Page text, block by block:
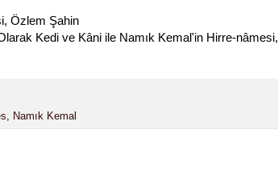
Özlem Şahin
Kedi ve Kâni ile Namık Kemal'in Hirre-nâmesi,
, Namık Kemal